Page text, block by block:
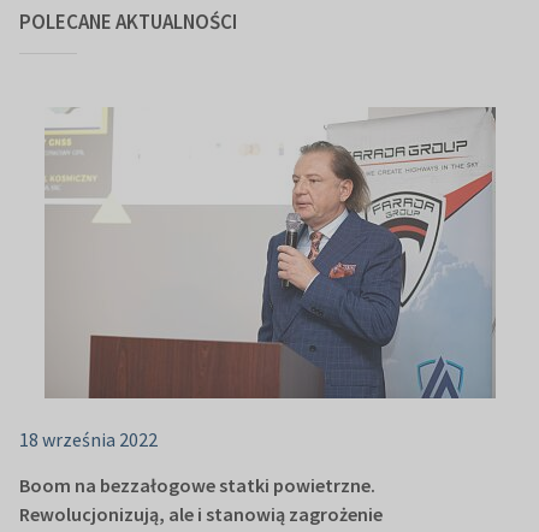
POLECANE AKTUALNOŚCI
18 września 2022
Boom na bezzałogowe statki powietrzne.
Rewolucjonizują, ale i stanowią zagrożenie